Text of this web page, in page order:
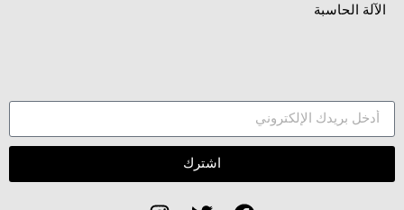
الآلة الحاسبة
اشترك